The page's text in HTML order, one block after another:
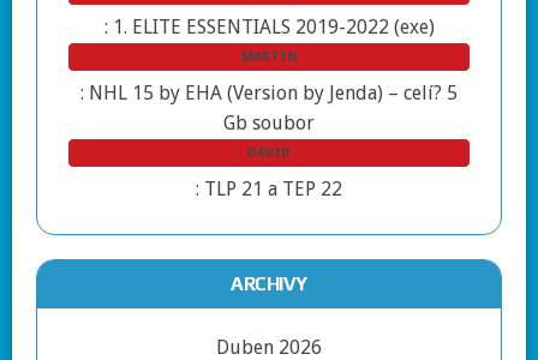
: 1. ELITE ESSENTIALS 2019-2022 (exe)
MARTIN
: NHL 15 by EHA (Version by Jenda) – celí? 5
Gb soubor
DAVID
: TLP 21 a TEP 22
ARCHIVY
Duben 2026